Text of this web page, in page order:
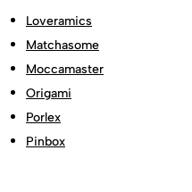
Loveramics
Matchasome
Moccamaster
Origami
Porlex
Pinbox